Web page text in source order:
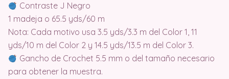
Contraste J Negro
1 madeja o 65.5 yds/60 m
Nota: Cada motivo usa 3.5 yds/3.3 m del Color 1, 11
yds/10 m del Color 2 y 14.5 yds/13.5 m del Color 3.
Gancho de Crochet 5.5 mm o del tamaño necesario
para obtener la muestra.